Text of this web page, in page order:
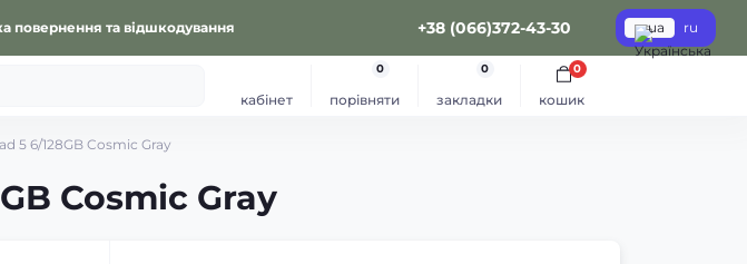
повернення та відшкодування +38 (066)372-43-30 ua ru
кабінет порівняти
0
закладки
0
кошик
0
5 6/128GB Cosmic Gray
Cosmic Gray